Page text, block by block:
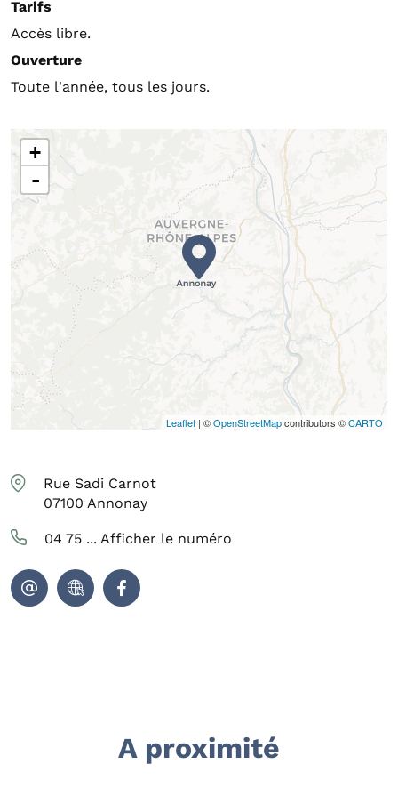
Tarifs
Accès libre.
Ouverture
Toute l'année, tous les jours.
+
-
Leaflet | ©OpenStreetMapcontributors ©CARTO
Rue Sadi Carnot
07100 Annonay
04 75 ... Afficher le numéro
A proximité